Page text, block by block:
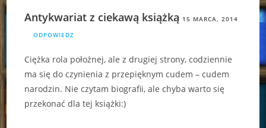
Antykwariat z ciekawą książką 15 MARCA, 2014
ODPOWIEDZ
Ciężka rola położnej, ale z drugiej strony, codziennie
ma się do czynienia z przepięknym cudem – cudem
narodzin. Nie czytam biografii, ale chyba warto się
przekonać dla tej książki:)